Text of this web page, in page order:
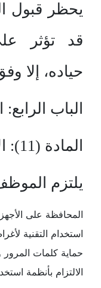
يحظر قبول
قد تؤثر
حياده، إلا
الباب
المادة (11): الالتزامات التقنية
يلتزم
المحافظة على
استخدام التقنية
حماية كلمات المرور
الالتزام بأنظمة